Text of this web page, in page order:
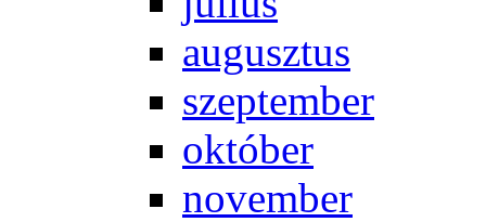
au­gusz­tus
szep­tem­ber
ok­tó­ber
no­vem­ber